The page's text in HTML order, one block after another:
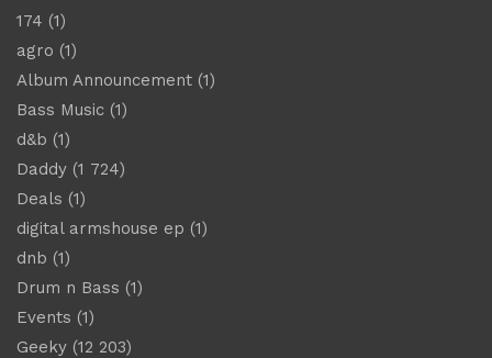
174 (1)
agro (1)
Album Announcement (1)
Bass Music (1)
d&b (1)
Daddy (1 724)
Deals (1)
digital armshouse ep (1)
dnb (1)
Drum n Bass (1)
Events (1)
Geeky (12 203)